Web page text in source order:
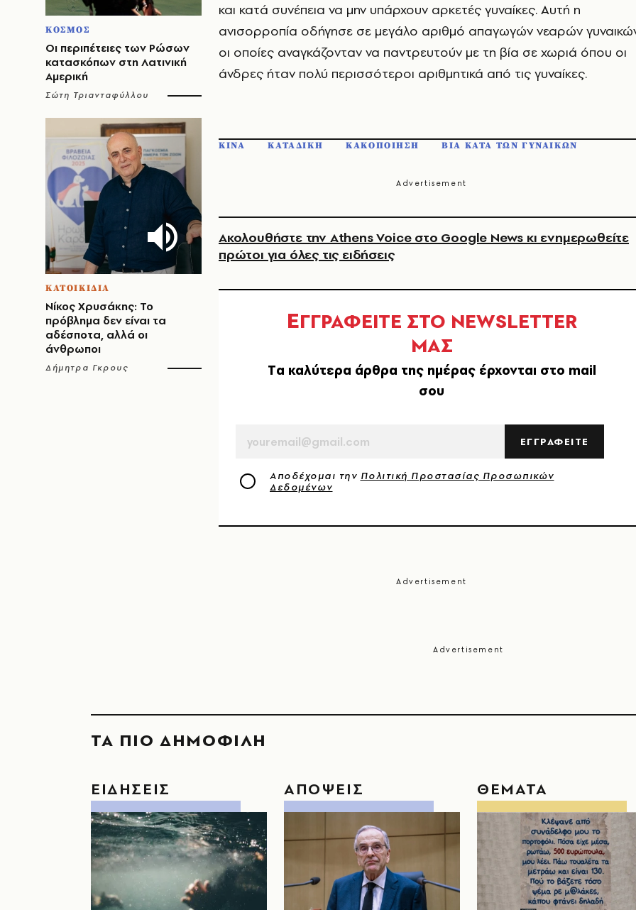
ΚΟΣΜΟΣ
Οι περιπέτειες των Ρώσων
κατασκόπων στη Λατινική
Αμερική
Σώτη Τριανταφύλλου
ΚΑΤΟΙΚΙΔΙΑ
Νίκος Χρυσάκης: Το
πρόβλημα δεν είναι τα
αδέσποτα, αλλά οι
άνθρωποι
Δήμητρα Γκρους
και κατά συνέπεια να μην υπάρχουν αρκετές γυναίκες. Αυτή η
ανισορροπία οδήγησε σε μεγάλο αριθμό απαγωγών νεαρών
οι οποίες αναγκάζονταν να παντρευτούν με τη βία σε χωριά όπου οι
άνδρες ήταν πολύ περισσότεροι αριθμητικά από τις γυναίκες.
ΚΙΝΑ ΚΑΤΑΔΙΚΗ ΚΑΚΟΠΟΙΗΣΗ ΒΙΑ ΚΑΤΑ ΤΩΝ ΓΥΝΑΙΚΩΝ
Ακολουθήστε την Athens Voice στο Google News κι ενημερωθείτε
πρώτοι για όλες τις ειδήσεις
ΕΓΓΡΑΦΕΙΤΕ ΣΤΟ NEWSLETTER
ΜΑΣ
Tα καλύτερα άρθρα της ημέρας έρχονται στο mail
σου
ΕΓΓΡΑΦΕΙΤΕ
Αποδέχομαι την Πολιτική Προστασίας Προσωπικών
Δεδομένων
ΤΑ ΠΙΟ ΔΗΜΟΦΙΛΗ
ΕΙΔΗΣΕΙΣ ΑΠΟΨΕΙΣ ΘΕΜΑΤΑ